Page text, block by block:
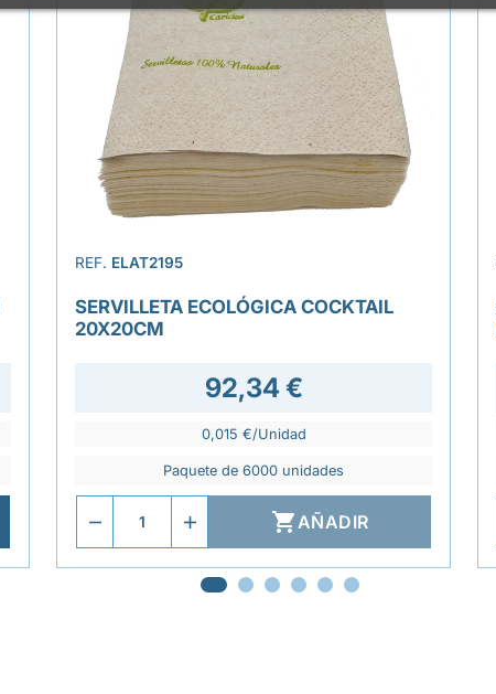
REF. ELAT2195
SERVILLETA ECOLÓGICA COCKTAIL
20X20CM
92,34 €
0,015 €/Unidad
Paquete de 6000 unidades
AÑADIR